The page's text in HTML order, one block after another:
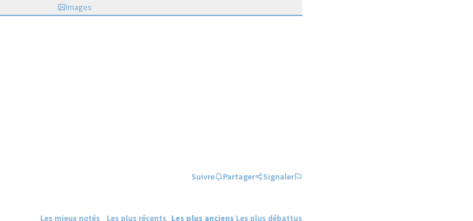
Images
Suivre Partager Signaler
Les mieux notés Les plus récents Les plus anciens Les plus débattus